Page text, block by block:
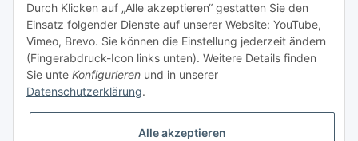
Vertrag widerrufen
Durch Klicken auf „Alle akzeptieren“ gestatten Sie den
Einsatz folgender Dienste auf unserer Website: YouTube,
Vimeo, Brevo. Sie können die Einstellung jederzeit ändern
(Fingerabdruck-Icon links unten). Weitere Details finden
Sie unte Konfigurieren und in unserer
Datenschutzerklärung.
Alle akzeptieren